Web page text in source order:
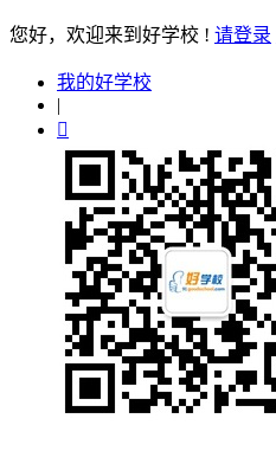
您好，欢迎来到好学校 ! 请登录
我的好学校
|
